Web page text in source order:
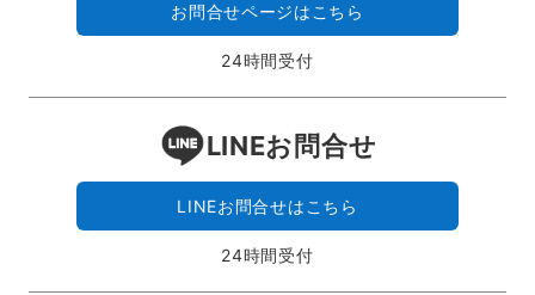
お問合せページはこちら
24時間受付
LINEお問合せ
LINEお問合せはこちら
24時間受付